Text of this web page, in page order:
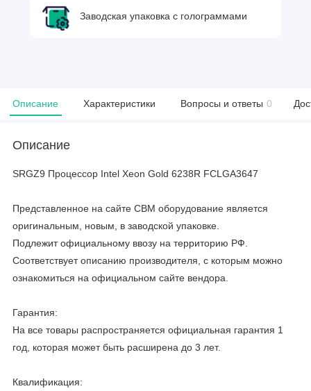
Заводская упаковка с голограммами
Описание Характеристики Вопросы и ответы 0
Описание
SRGZ9 Процессор Intel Xeon Gold 6238R FCLGA3647
Представленное на сайте CBM оборудование является
оригинальным, новым, в заводской упаковке.
Подлежит официальному ввозу на территорию РФ.
Соответствует описанию производителя, с которым можно
ознакомиться на официальном сайте вендора.
Гарантия:
На все товары распространяется официальная гарантия 1
год, которая может быть расширена до 3 лет.
Квалификация: